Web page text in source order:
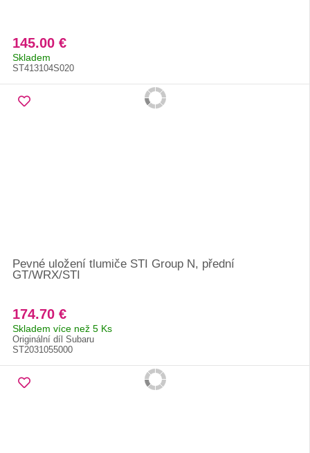
145.00 €
Skladem
ST413104S020
Pevné uložení tlumiče STI Group N, přední
GT/WRX/STI
174.70 €
Skladem více než 5 Ks
Originální díl Subaru
ST2031055000